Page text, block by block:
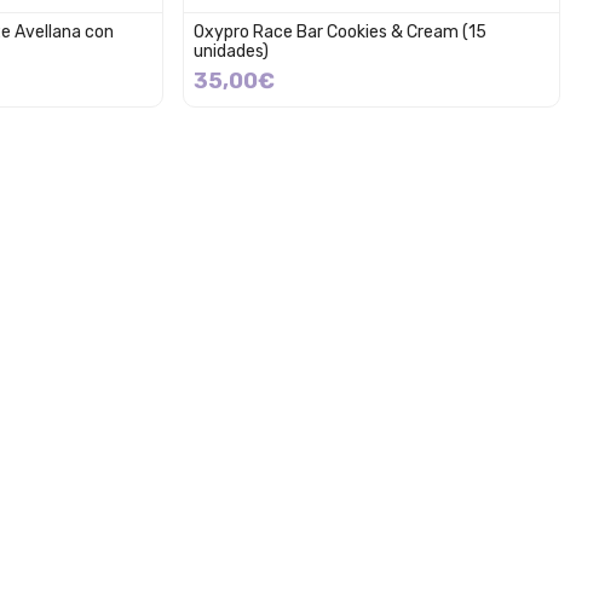
Avellana con
Oxypro Race Bar Cookies & Cream (15
unidades)
35,00€